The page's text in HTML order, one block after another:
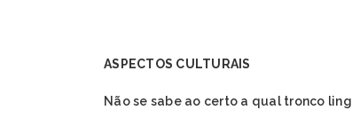
ASPECTOS CULTURAIS
Não se sabe ao certo a qual tronco